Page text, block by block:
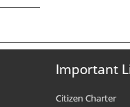
Important
Citizen Charter